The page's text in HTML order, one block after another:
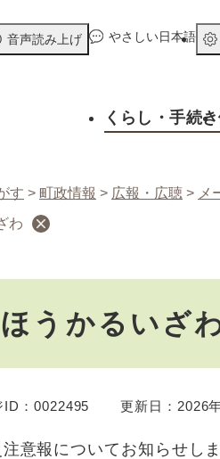
音声読み上げ やさしい日本語
くらし ・手続き
す > 町政情報 > 広報・広聴 > メ
わ
うかるいざ
ID：0022495 更新日：2026
意報についてお知らせしま